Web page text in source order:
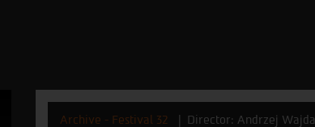
Archive - Festival 32 Director: Andrzej Wajda